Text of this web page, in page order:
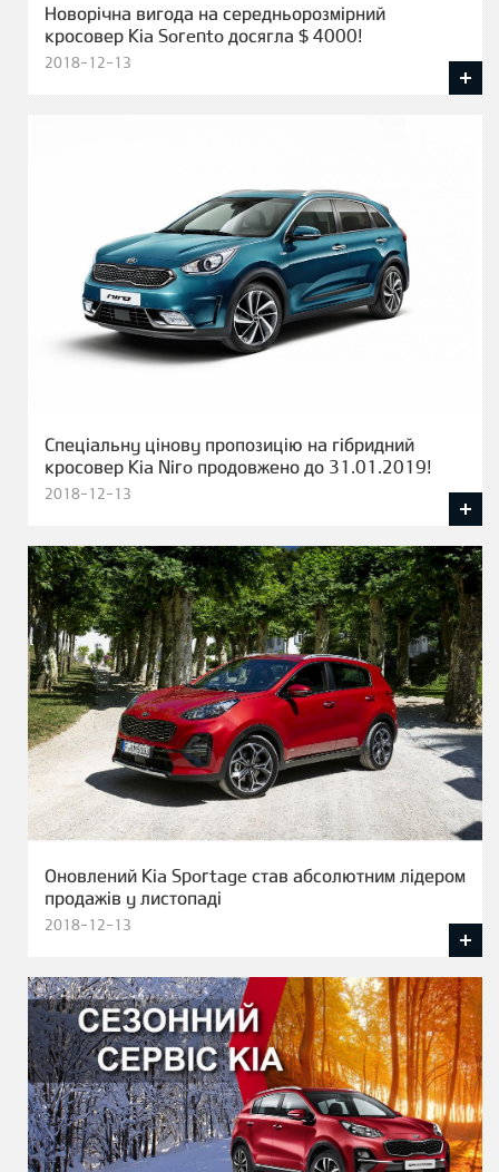
Новорічна вигода на середньорозмірний
кросовер Kia Sorento досягла $ 4000!
2018-12-13
Спеціальну цінову пропозицію на гібридний
кросовер Kia Niro продовжено до 31.01.2019!
2018-12-13
Оновлений Kia Sportage став абсолютним лідером
продажів у листопаді
2018-12-13